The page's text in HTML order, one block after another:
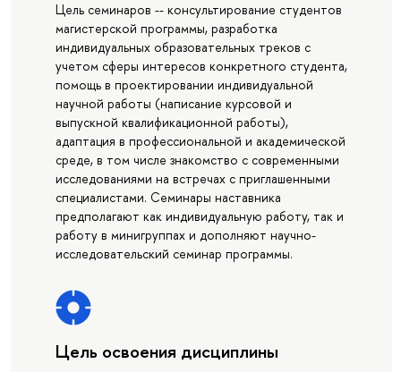
Цель семинаров -- консультирование студентов
магистерской программы, разработка
индивидуальных образовательных треков с
учетом сферы интересов конкретного студента,
помощь в проектировании индивидуальной
научной работы (написание курсовой и
выпускной квалификационной работы),
адаптация в профессиональной и академической
среде, в том числе знакомство с современными
исследованиями на встречах с приглашенными
специалистами. Семинары наставника
предполагают как индивидуальную работу, так и
работу в минигруппах и дополняют научно-
исследовательский семинар программы.
Цель освоения дисциплины